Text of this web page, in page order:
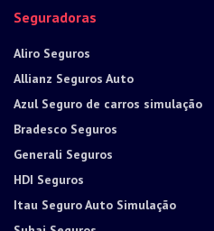
Seguradoras
Aliro Seguros
Allianz Seguros Auto
Azul Seguro de carros simulação
Bradesco Seguros
Generali Seguros
HDI Seguros
Itau Seguro Auto Simulação